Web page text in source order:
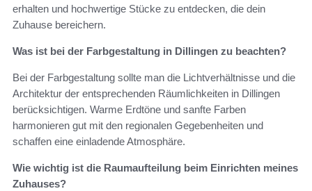
erhalten und hochwertige Stücke zu entdecken, die dein
Zuhause bereichern.
Was ist bei der Farbgestaltung in Dillingen zu beachten?
Bei der Farbgestaltung sollte man die Lichtverhältnisse und die
Architektur der entsprechenden Räumlichkeiten in Dillingen
berücksichtigen. Warme Erdtöne und sanfte Farben
harmonieren gut mit den regionalen Gegebenheiten und
schaffen eine einladende Atmosphäre.
Wie wichtig ist die Raumaufteilung beim Einrichten meines
Zuhauses?